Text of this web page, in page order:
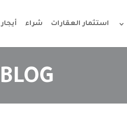
استثمار العقارات شراء أيجار
BLOG